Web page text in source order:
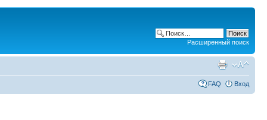
Расширенный поиск
FAQ Вход